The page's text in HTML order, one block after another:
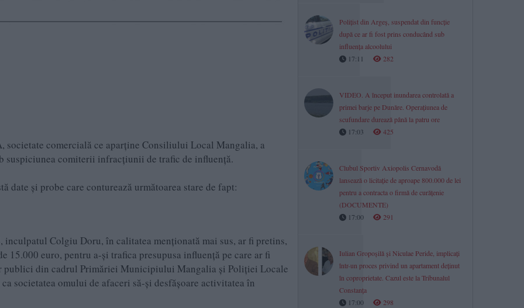
comercială ce aparține Consiliului Local Mangalia, a
comiterii infracțiunii de trafic de influență.
date și probe care conturează următoarea stare de fapt:
Colgiu Doru, în calitatea menționată mai sus, ar fi pretins,
15.000 euro, pentru a-și trafica presupusa influență pe care ar fi
publici din cadrul Primăriei Municipiului Mangalia și Poliției Locale
societatea omului de afaceri să-și desfășoare activitatea în
Polițist din Argeș, suspendat din funcție
după ce ar fi fost prins conducând sub
influența alcoolului
17:11
282
VIDEO. A început inundarea controlată a
primei barje pe Dunăre. Operațiunea de
scufundare durează până la patru ore
17:03
425
Clubul Sportiv Axiopolis Cernavodă
lansează o licitație de aproape 800.000 de lei
pentru a contracta o firmă de curățenie
(DOCUMENTE)
17:00
291
Iulian Gropoșilă și Niculae Peride, implicați
într-un proces privind un apartament deținut
în coproprietate. Cazul este la Tribunalul
Constanța
17:00
298